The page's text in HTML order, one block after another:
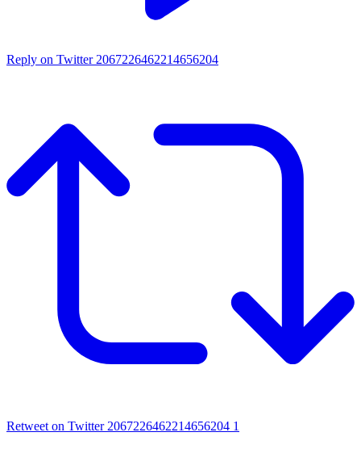
Reply on Twitter 2067226462214656204
Retweet on Twitter 2067226462214656204 1